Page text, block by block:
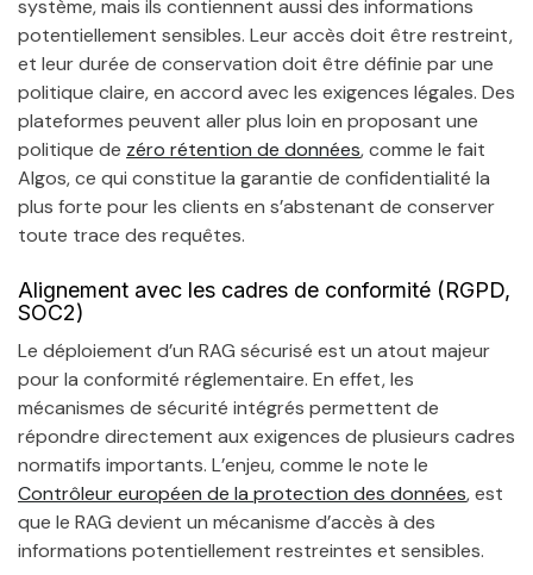
système, mais ils contiennent aussi des informations
potentiellement sensibles. Leur accès doit être restreint,
et leur durée de conservation doit être définie par une
politique claire, en accord avec les exigences légales. Des
plateformes peuvent aller plus loin en proposant une
politique de zéro rétention de données, comme le fait
Algos, ce qui constitue la garantie de confidentialité la
plus forte pour les clients en s’abstenant de conserver
toute trace des requêtes.
Alignement avec les cadres de conformité (RGPD,
SOC2)
Le déploiement d’un RAG sécurisé est un atout majeur
pour la conformité réglementaire. En effet, les
mécanismes de sécurité intégrés permettent de
répondre directement aux exigences de plusieurs cadres
normatifs importants. L’enjeu, comme le note le
Contrôleur européen de la protection des données, est
que le RAG devient un mécanisme d’accès à des
informations potentiellement restreintes et sensibles.